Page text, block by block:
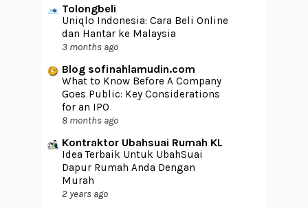
Tolongbeli
Uniqlo Indonesia: Cara Beli Online
dan Hantar ke Malaysia
3 months ago
Blog sofinahlamudin.com
What to Know Before A Company
Goes Public: Key Considerations
for an IPO
8 months ago
Kontraktor Ubahsuai Rumah KL
Idea Terbaik Untuk UbahSuai
Dapur Rumah Anda Dengan
Murah
2 years ago